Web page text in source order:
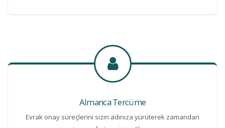
Almanca Tercüme
Evrak onay süreçlerini sizin adınıza yürüterek zamandan